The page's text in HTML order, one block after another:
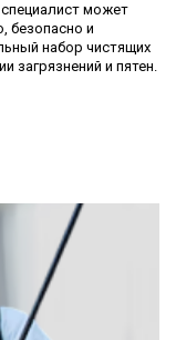
может
безопасно и
набор чистящих
загрязнений и пятен.